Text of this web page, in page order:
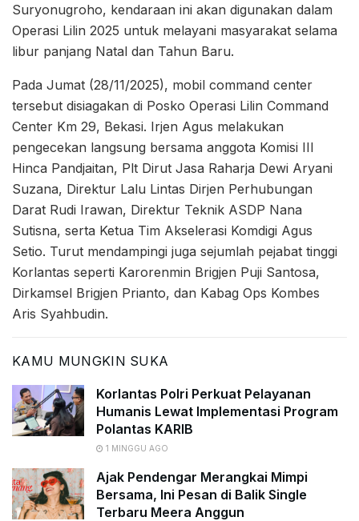
Suryonugroho, kendaraan ini akan digunakan dalam
Operasi Lilin 2025 untuk melayani masyarakat selama
libur panjang Natal dan Tahun Baru.
Pada Jumat (28/11/2025), mobil command center
tersebut disiagakan di Posko Operasi Lilin Command
Center Km 29, Bekasi. Irjen Agus melakukan
pengecekan langsung bersama anggota Komisi III
Hinca Pandjaitan, Plt Dirut Jasa Raharja Dewi Aryani
Suzana, Direktur Lalu Lintas Dirjen Perhubungan
Darat Rudi Irawan, Direktur Teknik ASDP Nana
Sutisna, serta Ketua Tim Akselerasi Komdigi Agus
Setio. Turut mendampingi juga sejumlah pejabat tinggi
Korlantas seperti Karorenmin Brigjen Puji Santosa,
Dirkamsel Brigjen Prianto, dan Kabag Ops Kombes
Aris Syahbudin.
KAMU MUNGKIN SUKA
Korlantas Polri Perkuat Pelayanan
Humanis Lewat Implementasi Program
Polantas KARIB
1 MINGGU AGO
Ajak Pendengar Merangkai Mimpi
Bersama, Ini Pesan di Balik Single
Terbaru Meera Anggun